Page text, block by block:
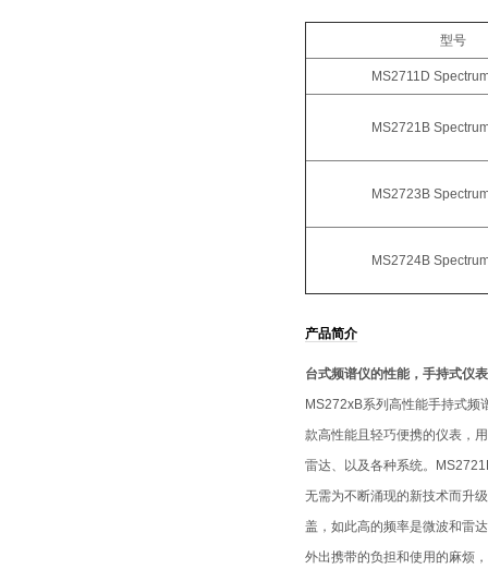
型号
MS2711D
MS2721B
MS2723B
MS2724B
产品简介
台式频谱仪的性能，手持式仪
MS272xB系列高性能手持式频
款高性能且轻巧便携的仪表，
雷达、以及各种系统。
无需为不断涌现的新技术而升
盖，如此高的频率是微波和雷
外出携带的负担和使用的麻烦